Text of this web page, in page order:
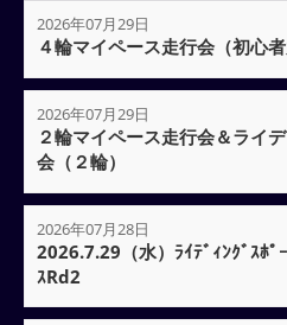
2026年07月29日
４輪マイペース走行会（初心者
2026年07月29日
２輪マイペース走行会＆ライ
会（２輪）
2026年07月28日
2026.7.29（水）ﾗｲﾃﾞｨﾝｸﾞｽﾎﾟ
ｽRd2